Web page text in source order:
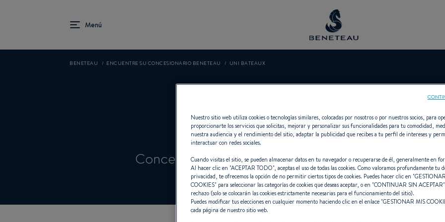
BENETEAU ENCUENTRE SU CONCESIONARIO BENETEAU UNI BATEAUX
UNI BATEAUX
Concesionario Vela, Intraborda, Fueraborda, First
Nuestro sitio web utiliza cookies o tecnologías similares, colocadas por nosotros o por nuestros socios, para
proporcionarte los servicios que solicitas, mejorar y personalizar sus funcionalidades para tu comodidad,
nuestra audiencia y el rendimiento del sitio, adaptar la publicidad que recibes a tu perfil de intereses y
interactuar con redes sociales.
Cuando visitas el sitio, se pueden almacenar datos en tu navegador o recuperarse de él, generalmente en
Al hacer clic en "ACEPTAR TODO", aceptas el uso de todas las cookies. Como valoramos profundamente tu
privacidad, te ofrecemos la opción de no permitir ciertos tipos de cookies. Puedes hacer clic en "
COOKIES" para seleccionar las categorías de cookies que deseas aceptar, o en "CONTINUAR SIN ACEPTAR
rechazo (solo se colocarán las cookies estrictamente necesarias para el funcionamiento del sitio).
Puedes modificar tus elecciones en cualquier momento haciendo clic en el enlace "GESTIONAR MIS
cada página de nuestro sitio web.